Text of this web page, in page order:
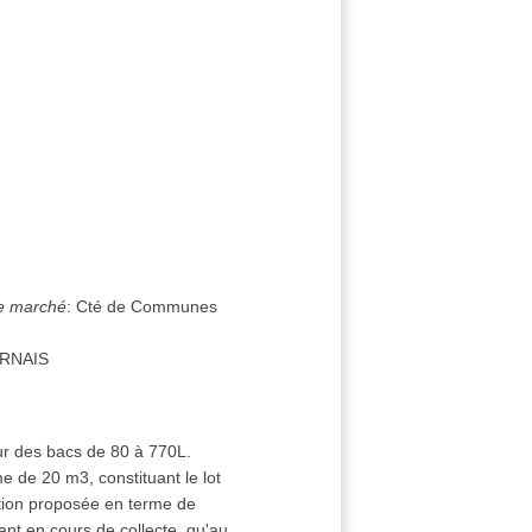
marché:Cté de Communes
des bacs de 80 à 770L.
de 20 m3, constituant le lot
proposée en terme de